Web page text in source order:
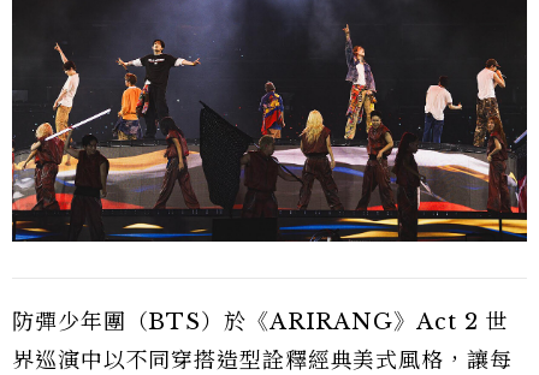
防彈少年團（BTS）於《ARIRANG》Act 2 世
界巡演中以不同穿搭造型詮釋經典美式風格，讓每